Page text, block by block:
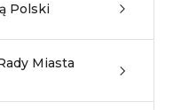
Polski
Miasta